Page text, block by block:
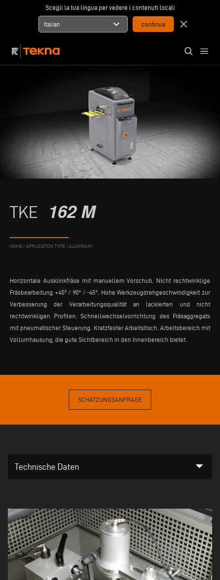
Scegli la tua lingua per vedere i contenuti locali
Italian expand_more close
TKE 162 M
HOME / APPLICATION TYPE / ALUMINIUM
Horizontale Ausklinkfräse mit manuellem Vorschub. Nicht rechtwinklige
Fräsbearbeitung +45° / 90° / -45°. Hohe Werkzeugdrehgeschwindigkeit zur
Verbesserung der Verarbeitungsqualität an lackierten und nicht
rechtwinkligen Profilen. Schnellwechselvorrichtung des Fräsaggregats
mit pneumatischer Steuerung. Kratzfester Arbeitstisch. Arbeitsbereich mit
Vollumhausung, die gute Sichtbereich in den Innenbereich bietet.
SCHÄTZUNGSANFRAGE
Technische Daten arrow_drop_down